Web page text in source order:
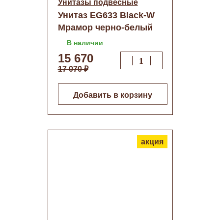
Унитазы подвесные
Унитаз EG633 Black-W
Мрамор черно-белый
подвесной,
безободковый,
сиденье ДП SLIM
В наличии
15 670
17 070 ₽
Добавить в корзину
акция